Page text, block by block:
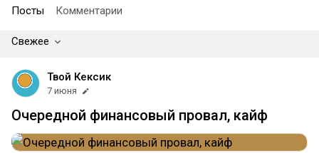
Посты Комментарии
Свежее
Твой Кексик
7 июня
Очередной финансовый провал, кайф